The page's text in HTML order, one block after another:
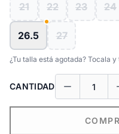
21 22 23 24
26.5 27
¿Tu talla está agotada? Tocala
CANTIDAD